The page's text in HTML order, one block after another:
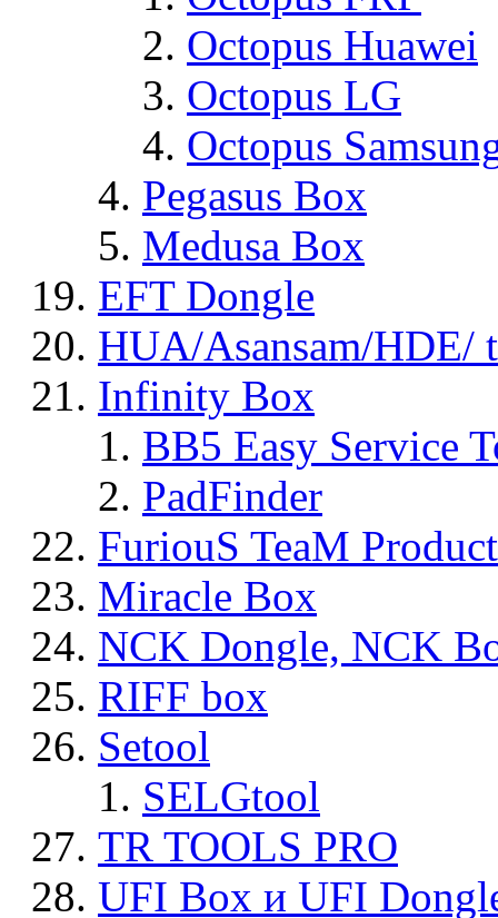
Octopus Huawei
Octopus LG
Octopus
Pegasus Box
Medusa Box
EFT Dongle
HUA/Asansam/HDE/
Infinity Box
BB5 Easy Service
PadFinder
FuriouS TeaM
Miracle Box
NCK Dongle, NCK
RIFF box
Setool
SELGtool
TR TOOLS PRO
UFI Box и UFI